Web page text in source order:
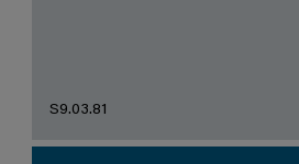
S9.03.81